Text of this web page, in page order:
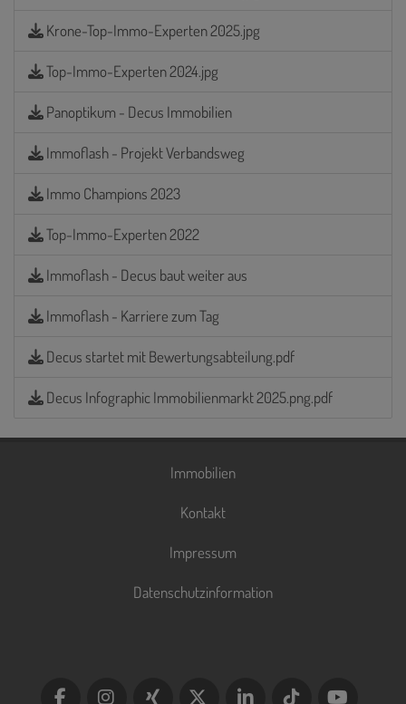
Krone-Top-Immo-Experten 2025.jpg
Top-Immo-Experten 2024.jpg
Panoptikum - Decus Immobilien
Immoflash - Projekt Verbandsweg
Immo Champions 2023
Top-Immo-Experten 2022
Immoflash - Decus baut weiter aus
Immoflash - Karriere zum Tag
Decus startet mit Bewertungsabteilung.pdf
Decus Infographic Immobilienmarkt 2025.png.pdf
Immobilien
Kontakt
Impressum
Datenschutzinformation